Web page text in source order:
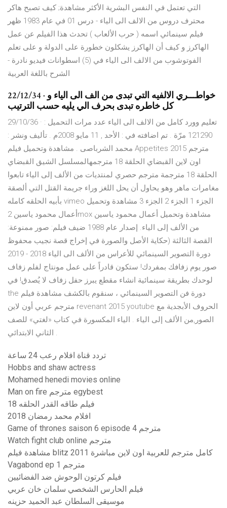
التي تعتمل في النفس البشرية الأكثر مشاهدة; كيف تصبح هاكر
محترف دروس من الالف الى الياء - درس 01 في عام 1983 ظهر
فيلم سينمائي اسمه ( حرب الألعاب ) تحدث هذا الفيلم عن عمل
الهاكرز و كيف أن الهاكرز يشكلون خطورة على الدولة و على تعلم
الفوتوشوب من الالف الى الياء في (5) اسطوانات فيديو نادرة -
الشرح باللغة العربية
22/12/34 · خواطـــري الالفيه التي تبدى من الف الى الياء و
كل خاطره تبدى بحرف الي يليه حسب الترتيب
29/10/36 · تعليم وورد كامل من الالف الى الياء عدد مرات التحميل :
121290 مرّة . تم اضافته في : الأحد , 11 مايو 2008م . تأليف ونشر :
محمد الشرباصى . مشاهدة وتحميل فيلم Appetites 2015 مترجم
اون لاين القبضاي الحلقة 18 مترجمهالمسلسل الشيق القبضاي
الحلقة 18 مترجمة مترجم حصري لمنتديات من الألف إلى الياء تابعوا
مغامرات ماهر وهو يحاول أن يحل اللغز وراء جريمة القتل التي ألصقة
بأبيه الحلقه كامله vimeo الجزء 1 الجزء 2 الجزء 3 مشاهدة وتحميل
أعمال محمود ياسين 2mox مشاهدة وتحميل أعمال محمود ياسين
من الألف إلى الياء. إصدار عام 1988 ضيف فيلم: صور ممنوعة:
القصة الثالثة (حكاية اﻷصل والصورة في إخراج قصة نجيب محفوظ
دورة التصوير السينمائي للأعراس من الألف الى الياء 2018 - 2019
صور يوم زفافك بمفردك! ستكون قادراً على عمل مونتاج لفلم زفاف
لوحدك بطريقة سينمائية انشاء مقطع يبرز حفل زفاف لا يُصدق! في
دورة فن التصوير السينمائي ، سنقوم بالكشف ‫مشاهدة فيلم the
revenant 2015 مترجم عربي أون لاين‬‎ youtube الحروف الأبجدية مع
الصور,من الألف إلى الياء . الياء المكسورة في كتاب «لغتي» للصف
الثاني الابتدائي .
تردد قناة افلام رعب 24 ساعة
Hobbs and shaw actress
Mohamed henedi movies online
Man on fire مترجم egybest
فيلم طاقه القدر الحلقه 18
افلام محمد رمضان 2018
Game of thrones saison 6 episode 4 مترجم
Watch fight club online مترجم
مشاهدة فيلم blitz 2011 كامل مترجم للعربية اون لاين مباشرة
Vagabond ep 1 مترجم
فيلم كرتون الوحوش ضد الفضائيين
فيلم الحارس الشخصي سلمان خان عربي
موسيقى السلطان عبد الحميد حزينه